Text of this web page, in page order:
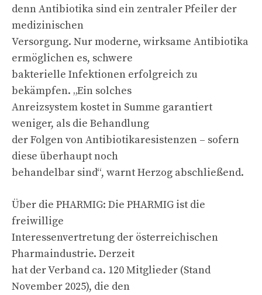
denn Antibiotika sind ein zentraler Pfeiler der
medizinischen
Versorgung. Nur moderne, wirksame Antibiotika
ermöglichen es, schwere
bakterielle Infektionen erfolgreich zu
bekämpfen. „Ein solches
Anreizsystem kostet in Summe garantiert
weniger, als die Behandlung
der Folgen von Antibiotikaresistenzen – sofern
diese überhaupt noch
behandelbar sind“, warnt Herzog abschließend.
Über die PHARMIG: Die PHARMIG ist die
freiwillige
Interessenvertretung der österreichischen
Pharmaindustrie. Derzeit
hat der Verband ca. 120 Mitglieder (Stand
November 2025), die den